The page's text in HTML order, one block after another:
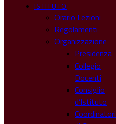
ISTITUTO
Orario Lezioni
Regolamenti
Organizzazione
Presidenza
Collegio
Docenti
Consiglio
d’Istituto
Coordinatori